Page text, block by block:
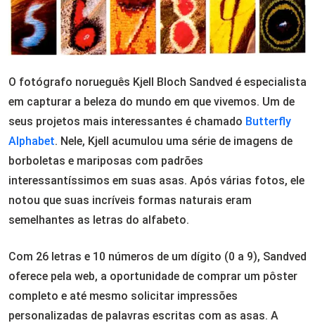
O fotógrafo norueguês Kjell Bloch Sandved é especialista
em capturar a beleza do mundo em que vivemos. Um de
seus projetos mais interessantes é chamado Butterfly
Alphabet. Nele, Kjell acumulou uma série de imagens de
borboletas e mariposas com padrões
interessantíssimos em suas asas. Após várias fotos, ele
notou que suas incríveis formas naturais eram
semelhantes as letras do alfabeto.
Com 26 letras e 10 números de um dígito (0 a 9), Sandved
oferece pela web, a oportunidade de comprar um pôster
completo e até mesmo solicitar impressões
personalizadas de palavras escritas com as asas. A